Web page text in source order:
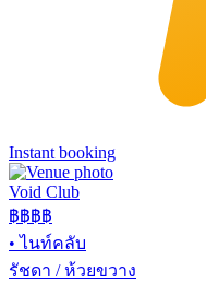
Instant booking
Void Club
฿฿฿฿
•ไนท์คลับ
รัชดา / ห้วยขวาง